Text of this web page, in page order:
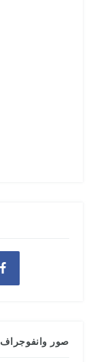
صور وانفوجراف